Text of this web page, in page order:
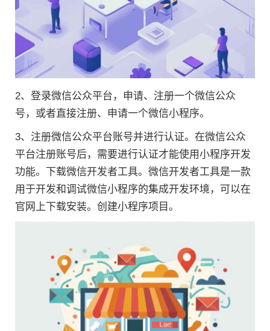
2、登录微信公众平台，申请、注册一个微信公众
号，或者直接注册、申请一个微信小程序。
3、注册微信公众平台账号并进行认证。在微信公众
平台注册账号后，需要进行认证才能使用小程序开发
功能。下载微信开发者工具。微信开发者工具是一款
用于开发和调试微信小程序的集成开发环境，可以在
官网上下载安装。创建小程序项目。